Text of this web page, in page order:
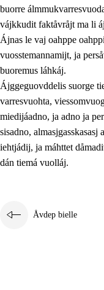
2. Prinsihpa
2.1 Sosiála
2.2 Máhtudahka
2.3 Vuodulasj
2.4 Oahppat
Doaresfágalasj
2.5.2
Guoddelis
buorre
vájkkudit faktåvråjt ma li
Ájnas le vaj oahppe
vuosstemannamijt, ja
buoremus láhkáj.
Ájggeguovddelis suorge
varresvuohta,
miedijáadno, ja adno ja
sisadno,
iehtjádij, ja máhttet
dán tiemá vuolláj.
Åvdep bielle